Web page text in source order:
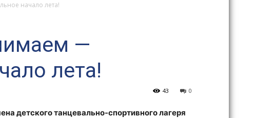
начало лета!
—
лета!
0
43
детского танцевально-спортивного лагеря